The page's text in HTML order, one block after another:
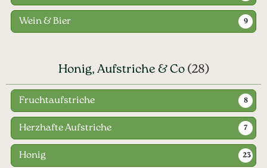
Wein & Bier 9
Honig, Aufstriche & Co (28)
Fruchtaufstriche 8
Herzhafte Aufstriche 7
Honig 23